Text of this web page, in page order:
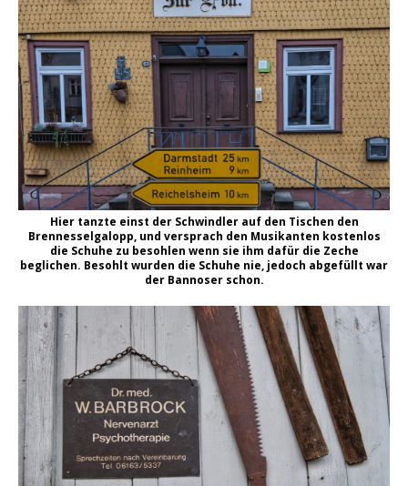
Hier tanzte einst der Schwindler auf den Tischen den
Brennesselgalopp, und versprach den Musikanten kostenlos
die Schuhe zu besohlen wenn sie ihm dafür die Zeche
beglichen. Besohlt wurden die Schuhe nie, jedoch abgefüllt war
der Bannoser schon.